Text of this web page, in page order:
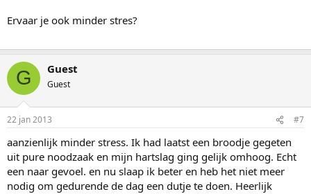
Ervaar je ook minder stres?
G Guest
Guest
22 jan 2013 #7
aanzienlijk minder stress. Ik had laatst een broodje gegeten
uit pure noodzaak en mijn hartslag ging gelijk omhoog. Echt
een naar gevoel. en nu slaap ik beter en heb het niet meer
nodig om gedurende de dag een dutje te doen. Heerlijk